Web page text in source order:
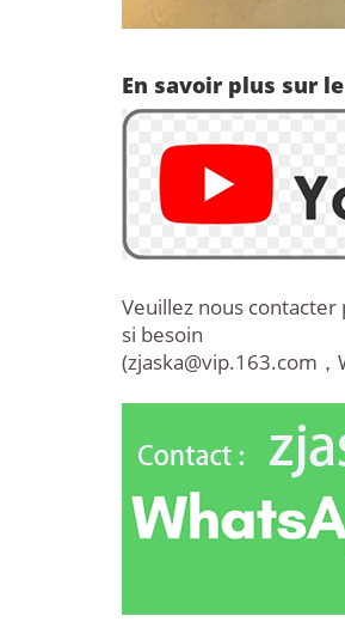
En savoir plus sur
Veuillez nous
si besoin
(zjaska@vip.163.com